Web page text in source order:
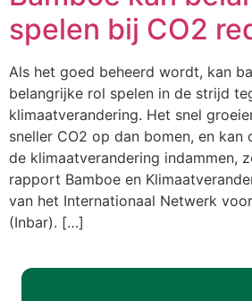
spelen bij CO2
Als het goed beheerd wordt, kan
belangrijke rol spelen in de strijd
klimaatverandering. Het snel
sneller CO2 op dan bomen, en
de klimaatverandering indammen,
rapport Bamboe en
van het Internationaal Netwerk
(Inbar). […]